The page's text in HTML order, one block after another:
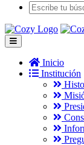
Inicio
Institución